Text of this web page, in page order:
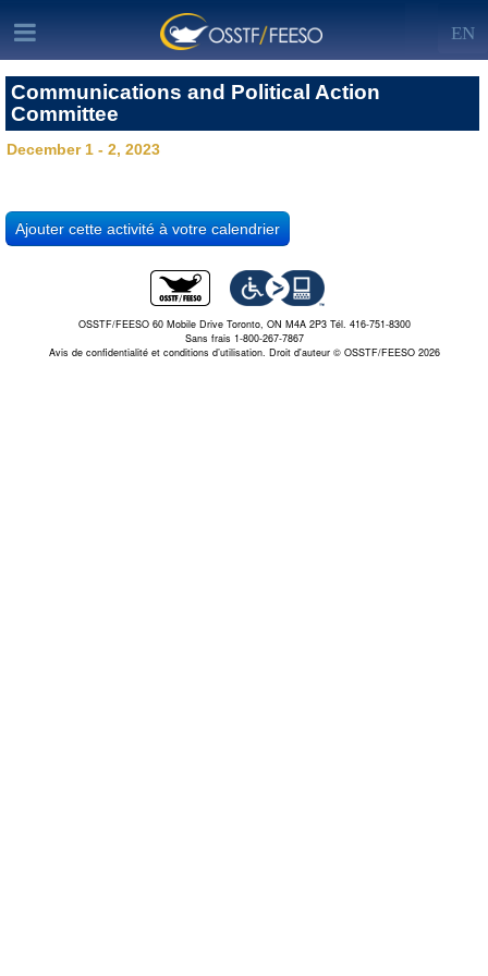
EN
Communications and Political Action
Committee
December 1 - 2, 2023
OSSTF/FEESO 60 Mobile Drive Toronto, ON M4A 2P3 Tél. 416-751-8300
Sans frais 1-800-267-7867
Avis de confidentialité et conditions d’utilisation. Droit d'auteur © OSSTF/FEESO 2026